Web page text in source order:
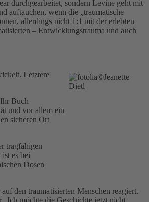
durchgearbeitet, sondern Levine geht mit
auftauchen, wenn die „traumatische
allerdings nicht 1:1 mit der erlebten
– Entwicklungstrauma und auch
Letztere
Buch
und vor allem ein
sicheren Ort
tragfähigen
es bei
Dosen
den traumatisierten Menschen reagiert.
möchte die Geschichte jetzt nicht